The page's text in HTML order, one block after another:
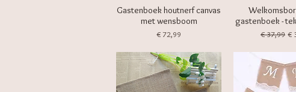
Gastenboek houtnerf canvas
met wensboom
Prijs
€ 72,99
gastenboek -
Normale
€ 37,99 €